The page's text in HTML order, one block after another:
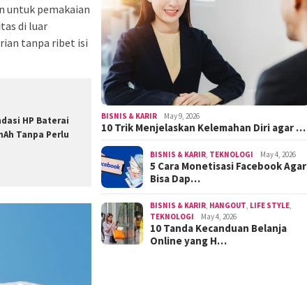
untuk pemakaian
di luar
tanpa ribet isi
HP Baterai
Tanpa Perlu
BISNIS & KARIR May 9, 2026
10 Trik Menjelaskan Kelemahan Diri agar …
BISNIS & KARIR TEKNOLOGI May 4, 2026
5 Cara Monetisasi Facebook Agar
Bisa Dap…
BISNIS & KARIR HANGOUT LIFE STYLE
TEKNOLOGI
May 4, 2026
10 Tanda Kecanduan Belanja
Online yang H…